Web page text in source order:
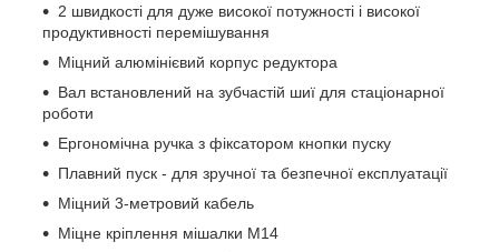
2 швидкості для дуже високої потужності і високої
продуктивності перемішування
Міцний алюмінієвий корпус редуктора
Вал встановлений на зубчастій шиї для стаціонарної
роботи
Ергономічна ручка з фіксатором кнопки пуску
Плавний пуск - для зручної та безпечної експлуатації
Міцний 3-метровий кабель
Міцне кріплення мішалки M14